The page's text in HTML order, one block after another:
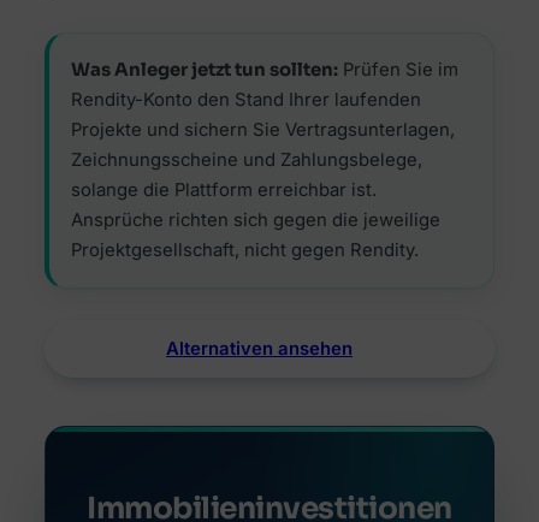
Was Anleger jetzt tun sollten: Prüfen Sie im
Rendity-Konto den Stand Ihrer laufenden
Projekte und sichern Sie Vertragsunterlagen,
Zeichnungsscheine und Zahlungsbelege,
solange die Plattform erreichbar ist.
Ansprüche richten sich gegen die jeweilige
Projektgesellschaft, nicht gegen Rendity.
Alternativen ansehen
Immobilieninvestitionen